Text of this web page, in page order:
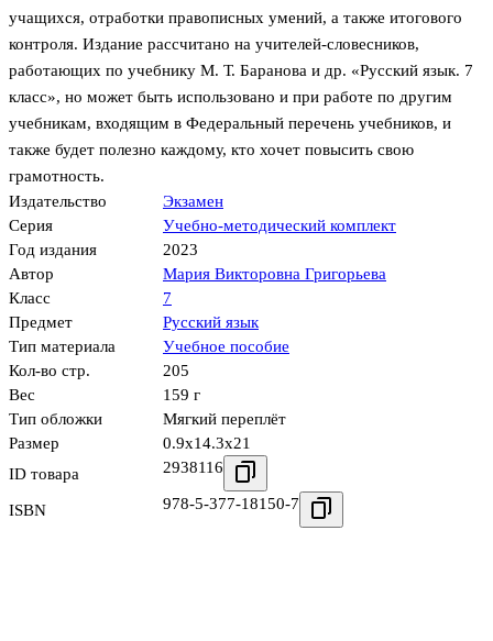
учащихся, отработки правописных умений, а также итогового
контроля. Издание рассчитано на учителей-словесников,
работающих по учебнику М. Т. Баранова и др. «Русский язык. 7
класс», но может быть использовано и при работе по другим
учебникам, входящим в Федеральный перечень учебников, и
также будет полезно каждому, кто хочет повысить свою
грамотность.
Издательство
Экзамен
Серия
Учебно-методический комплект
Год издания
2023
Автор
Мария Викторовна Григорьева
Класс
7
Предмет
Русский язык
Тип материала
Учебное пособие
Кол-во стр.
205
Вес
159 г
Тип обложки
Мягкий переплёт
Размер
0.9x14.3x21
ID товара
2938116
ISBN 978-5-377-18150-7